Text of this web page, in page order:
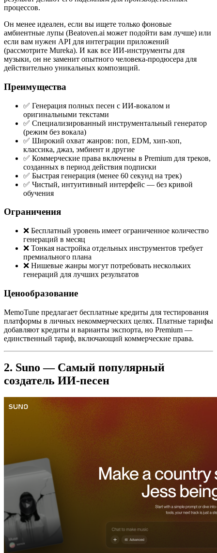
процессов.
Он менее идеален, если вы ищете только фоновые
амбиентные лупы (Beatoven.ai может подойти вам лучше) или
если вам нужен API для интеграции приложений
(рассмотрите Mureka). И как все ИИ-инструменты для
музыки, он не заменит опытного человека-продюсера для
действительно уникальных композиций.
Преимущества
✅ Генерация полных песен с ИИ-вокалом и
оригинальными текстами
✅ Специализированный инструментальный генератор
(режим без вокала)
✅ Широкий охват жанров: поп, EDM, хип-хоп,
классика, джаз, эмбиент и другие
✅ Коммерческие права включены в Premium для треков,
созданных в период действия подписки
✅ Быстрая генерация (менее 60 секунд на трек)
✅ Чистый, интуитивный интерфейс — без кривой
обучения
Ограничения
❌ Бесплатный уровень имеет ограниченное количество
генераций в месяц
❌ Тонкая настройка отдельных инструментов требует
премиального плана
❌ Нишевые жанры могут потребовать нескольких
генераций для лучших результатов
Ценообразование
MemoTune предлагает бесплатные кредиты для тестирования
платформы в личных некоммерческих целях. Платные тарифы
добавляют кредиты и варианты экспорта, но Premium —
единственный тариф, включающий коммерческие права.
2. Suno — Самый популярный
создатель ИИ-песен